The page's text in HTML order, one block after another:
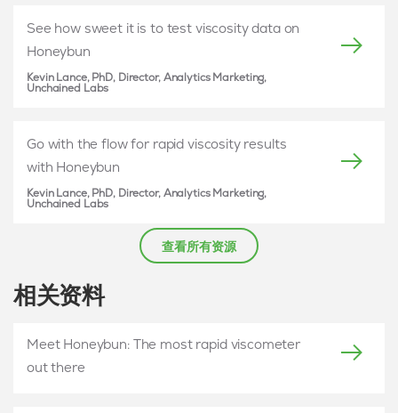
See how sweet it is to test viscosity data on
Honeybun
Kevin Lance, PhD, Director, Analytics Marketing,
Unchained Labs
Go with the flow for rapid viscosity results
with Honeybun
Kevin Lance, PhD, Director, Analytics Marketing,
Unchained Labs
查看所有资源
相关资料
Meet Honeybun: The most rapid viscometer
out there